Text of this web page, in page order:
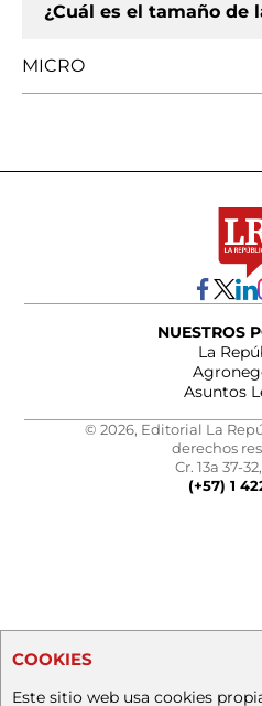
¿Cuál es el tamaño de
MICRO
NUESTROS
La
Asuntos
© 2026, Editorial La
derechos
Cr. 13a 37-
(+57) 1
COOKIES
Este sitio web usa cookies